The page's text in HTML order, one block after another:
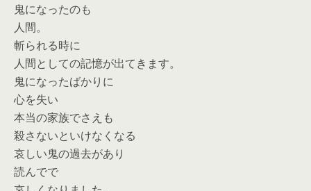
鬼になったのも
人間。
斬られる時に
人間としての記憶が出てきます。
鬼になったばかりに
心を失い
本当の家族でさえも
殺さないといけなくなる
哀しい鬼の過去があり
読んでで